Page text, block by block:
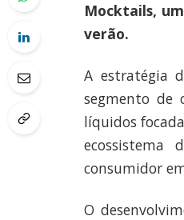
Mocktails,
verão.
A estratégia
segmento de
líquidos
consumidor
O